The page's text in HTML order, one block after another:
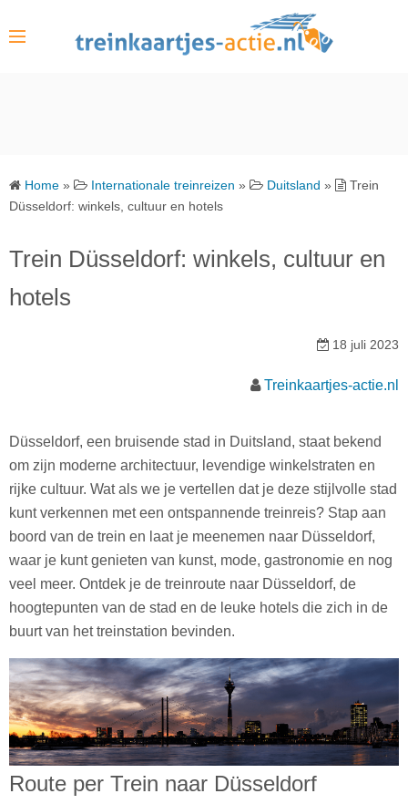
Home » Internationale treinreizen » Duitsland »
Trein
Düsseldorf: winkels, cultuur en hotels
Trein Düsseldorf: winkels, cultuur en
hotels
18 juli 2023
Treinkaartjes-actie.nl
Düsseldorf, een bruisende stad in Duitsland, staat bekend
om zijn moderne architectuur, levendige winkelstraten en
rijke cultuur. Wat als we je vertellen dat je deze stijlvolle stad
kunt verkennen met een ontspannende treinreis? Stap aan
boord van de trein en laat je meenemen naar Düsseldorf,
waar je kunt genieten van kunst, mode, gastronomie en nog
veel meer. Ontdek je de treinroute naar Düsseldorf, de
hoogtepunten van de stad en de leuke hotels die zich in de
buurt van het treinstation bevinden.
Route per Trein naar Düsseldorf